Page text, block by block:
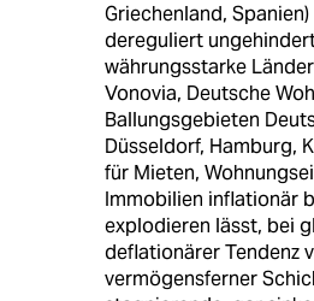
Griechenland,
dereguliert
währungsstarke
Vonovia, Deutsche
Ballungsgebieten
Düsseldorf, Hamburg,
für Mieten,
Immobilien inflationär
explodieren lässt, bei
deflationärer Tendenz
vermögensferner